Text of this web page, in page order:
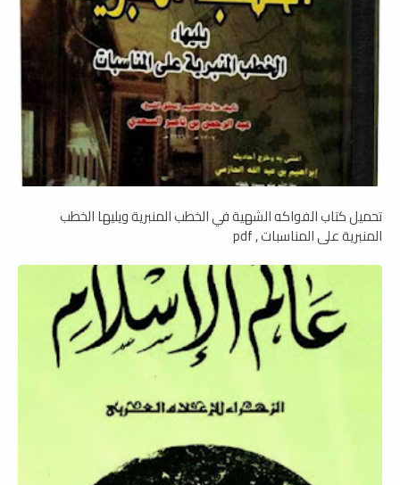
تحميل كتاب الفواكه الشهية في الخطب المنبرية ويليها الخطب
المنبرية على المناسبات , pdf